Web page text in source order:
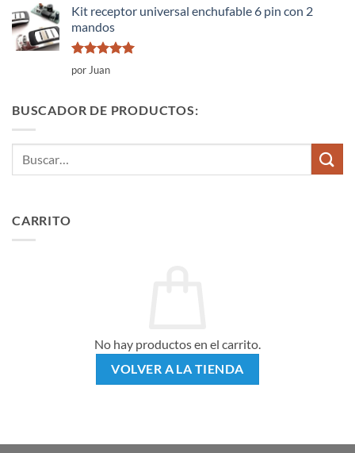
Kit receptor universal enchufable 6 pin con 2
mandos
Valorado
con
por Juan
BUSCADOR DE PRODUCTOS:
CARRITO
No hay productos en el carrito.
VOLVER A LA TIENDA